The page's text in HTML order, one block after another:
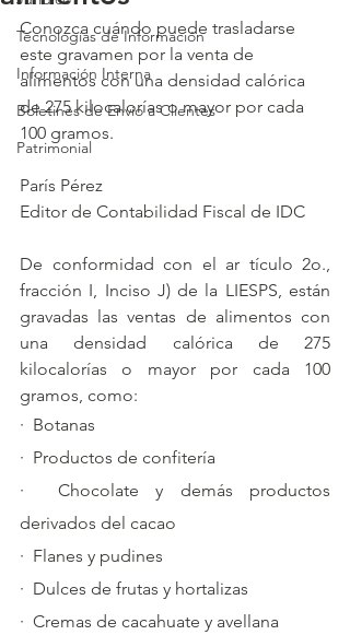
Tecnologías de Información
Información Interna
Boletines de Envío a Clientes
Patrimonial
Conozca cuándo puede trasladarse
este gravamen por la venta de
alimentos con una densidad calórica
de 275 kilocalorías o mayor por cada
100 gramos.
París Pérez
Editor de Contabilidad Fiscal de IDC
De conformidad con el ar tículo 2o.,
fracción I, Inciso J) de la LIESPS, están
gravadas las ventas de alimentos con
una densidad calórica de 275
kilocalorías o mayor por cada 100
gramos, como:
·  Botanas
·  Productos de confitería
·  Chocolate y demás productos
derivados del cacao
·  Flanes y pudines
·  Dulces de frutas y hortalizas
·  Cremas de cacahuate y avellana